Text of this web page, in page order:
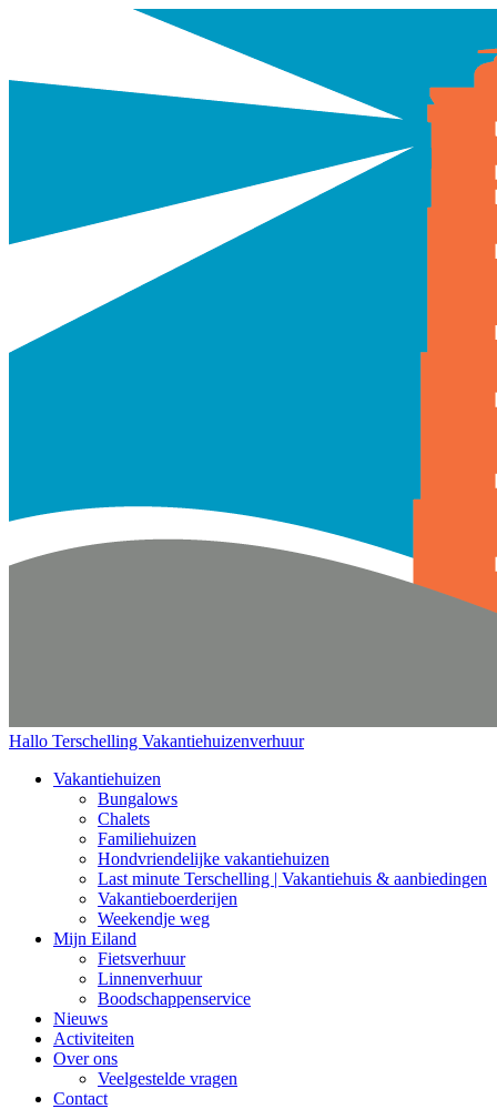
Hallo Terschelling Vakantiehuizenverhuur
Vakantiehuizen
Bungalows
Chalets
Familiehuizen
Hondvriendelijke vakantiehuizen
Last minute Terschelling | Vakantiehuis & aanbiedingen
Vakantieboerderijen
Weekendje weg
Mijn Eiland
Fietsverhuur
Linnenverhuur
Boodschappenservice
Nieuws
Activiteiten
Over ons
Veelgestelde vragen
Contact